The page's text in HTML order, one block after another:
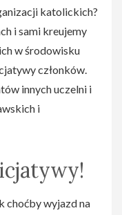
katolickich?
i sami kreujemy
w środowisku
członków.
innych uczelni i
i
choćby wyjazd na